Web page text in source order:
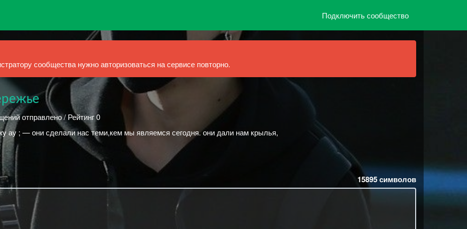
Подключить сообщество
сообщества нужно авторизоваться на сервисе повторно.
отправлено / Рейтинг 0
ау ; — они сделали нас теми,кем мы являемся сегодня. они дали нам крылья,
15895символов